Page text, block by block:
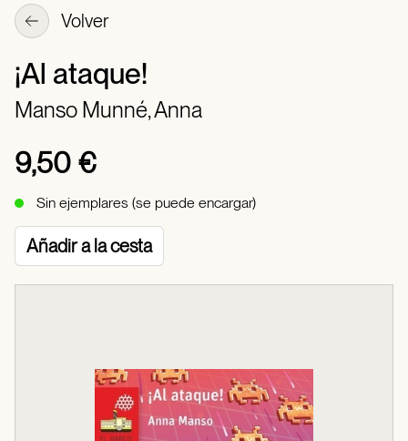
Volver
¡Al ataque!
Manso Munné, Anna
9,50 €
Sin ejemplares (se puede encargar)
Añadir a la cesta